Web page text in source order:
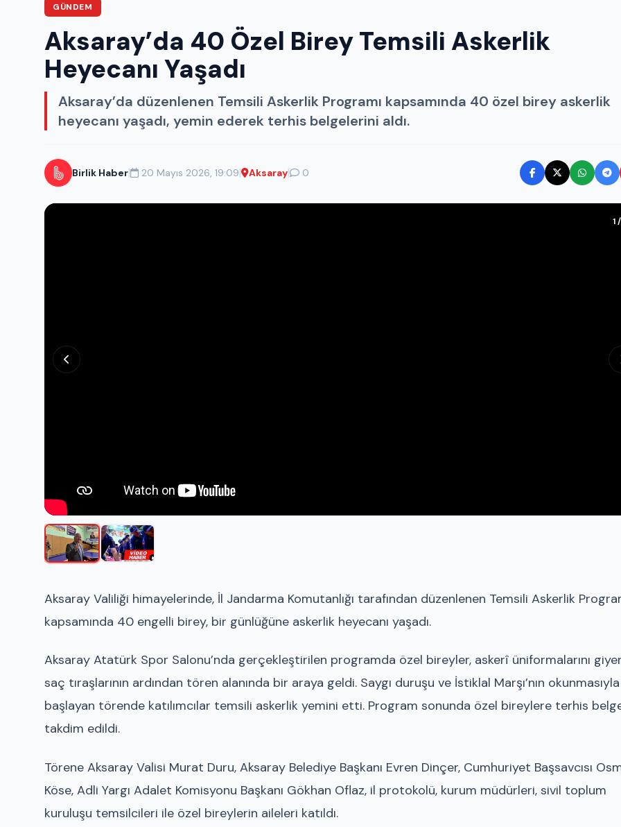
GÜNDEM
Aksaray’da 40 Özel Birey Temsili Askerlik
Heyecanı Yaşadı
Aksaray’da düzenlenen Temsili Askerlik Programı kapsamında 40 özel birey askerlik
heyecanı yaşadı, yemin ederek terhis belgelerini aldı.
Birlik Haber| 20 Mayıs 2026, 19:09| Aksaray| 0
1
Aksaray Valiliği himayelerinde, İl Jandarma Komutanlığı tarafından düzenlenen Temsili Askerlik
kapsamında 40 engelli birey, bir günlüğüne askerlik heyecanı yaşadı.
Aksaray Atatürk Spor Salonu’nda gerçekleştirilen programda özel bireyler, askerî üniformalarını
saç tıraşlarının ardından tören alanında bir araya geldi. Saygı duruşu ve İstiklal Marşı’nın okunmasıyla
başlayan törende katılımcılar temsili askerlik yemini etti. Program sonunda özel bireylere terhis
takdim edildi.
Törene Aksaray Valisi Murat Duru, Aksaray Belediye Başkanı Evren Dinçer, Cumhuriyet Başsavcısı
Köse, Adli Yargı Adalet Komisyonu Başkanı Gökhan Oflaz, il protokolü, kurum müdürleri, sivil toplum
kuruluşu temsilcileri ile özel bireylerin aileleri katıldı.